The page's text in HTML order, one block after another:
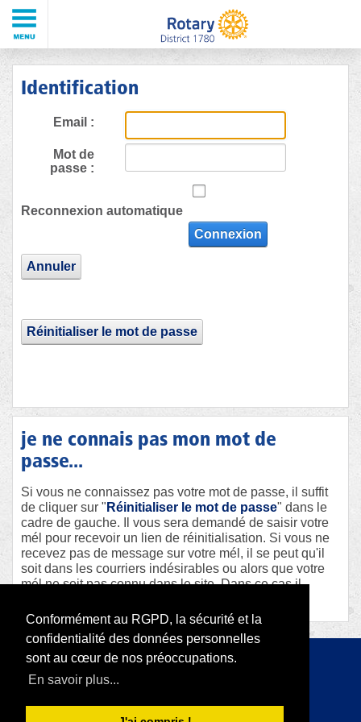
Conformément au RGPD, la sécurité et la
confidentialité des données personnelles
sont au cœur de nos préoccupations.
En savoir plus...
Identification
Email :
Mot de
passe :
Reconnexion automatique
Connexion
Annuler
Réinitialiser le mot de passe
je ne connais pas mon mot de
passe...
Si vous ne connaissez pas votre mot de passe, il suffit
de cliquer sur " Réinitialiser le mot de passe" dans le
cadre de gauche. Il vous sera demandé de saisir votre
mél pour recevoir un lien de réinitialisation. Si vous ne
recevez pas de message sur votre mél, il se peut qu'il
soit dans les courriers indésirables ou alors que votre
mél ne soit pas connu dans le site. Dans ce cas il
Copyright 2026 par RODI Platform
|